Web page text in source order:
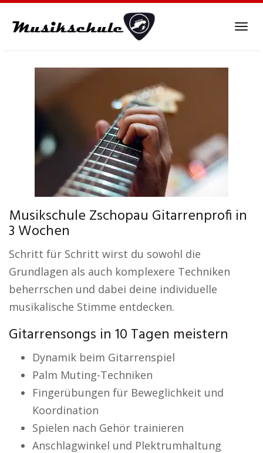
Musikschule Zschopau Gitarrenprofi in
3 Wochen
Schritt für Schritt wirst du sowohl die
Grundlagen als auch komplexere Techniken
beherrschen und dabei deine individuelle
musikalische Stimme entdecken.
Gitarrensongs in 10 Tagen meistern
Dynamik beim Gitarrenspiel
Palm Muting-Techniken
Fingerübungen für Beweglichkeit und
Koordination
Spielen nach Gehör trainieren
Anschlagwinkel und Plektrumhaltung